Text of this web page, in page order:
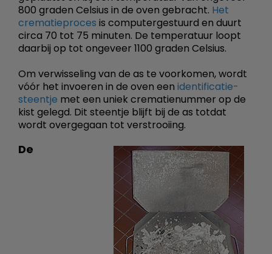
800 graden Celsius in de oven gebracht. Het
crematieproces is computergestuurd en duurt
circa 70 tot 75 minuten. De temperatuur loopt
daarbij op tot ongeveer 1100 graden Celsius.
Om verwisseling van de as te voorkomen, wordt
vóór het invoeren in de oven een identificatie-
steentje met een uniek crematienummer op de
kist gelegd. Dit steentje blijft bij de as totdat
wordt overgegaan tot verstrooiing.
De